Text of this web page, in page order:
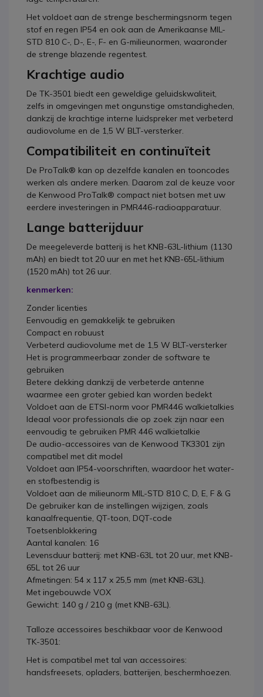
Het voldoet aan de strenge beschermingsnorm tegen
stof en regen IP54 en ook aan de Amerikaanse MIL-
STD 810 C-, D-, E-, F- en G-milieunormen, waaronder
de strenge blazende regentest.
Krachtige audio
De TK-3501 biedt een geweldige geluidskwaliteit,
zelfs in omgevingen met ongunstige omstandigheden,
dankzij de krachtige interne luidspreker met verbeterd
audiovolume en de 1,5 W BLT-versterker.
Compatibiliteit en continuïteit
De ProTalk® kan op dezelfde kanalen en tooncodes
werken als andere merken. Daarom zal de keuze voor
de Kenwood ProTalk® compact niet botsen met uw
eerdere investeringen in PMR446-radioapparatuur.
Lange batterijduur
De meegeleverde batterij is het KNB-63L-lithium (1130
mAh) en biedt tot 20 uur en met het KNB-65L-lithium
(1520 mAh) tot 26 uur.
kenmerken:
Zonder licenties
Eenvoudig en gemakkelijk te gebruiken
Compact en robuust
Verbeterd audiovolume met de 1,5 W BLT-versterker
Het is programmeerbaar zonder de software te
gebruiken
Betere dekking dankzij de verbeterde antenne
waarmee een groter gebied kan worden bedekt
Voldoet aan de ETSI-norm voor PMR446 walkietalkies
Ideaal voor professionals die op zoek zijn naar een
eenvoudig te gebruiken PMR 446 walkietalkie
De audio-accessoires van de Kenwood TK3301 zijn
compatibel met dit model
Voldoet aan IP54-voorschriften, waardoor het water-
en stofbestendig is
Voldoet aan de milieunorm MIL-STD 810 C, D, E, F & G
De gebruiker kan de instellingen wijzigen, zoals
kanaalfrequentie, QT-toon, DQT-code
Toetsenblokkering
Aantal kanalen: 16
Levensduur batterij: met KNB-63L tot 20 uur, met KNB-
65L tot 26 uur
Afmetingen: 54 x 117 x 25,5 mm (met KNB-63L).
Met ingebouwde VOX
Gewicht: 140 g / 210 g (met KNB-63L).
Talloze accessoires beschikbaar voor de Kenwood
TK-3501:
Het is compatibel met tal van accessoires:
handsfreesets, opladers, batterijen, beschermhoezen.